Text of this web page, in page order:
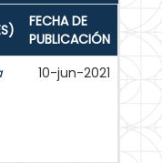
FECHA DE
PUBLICACIÓN
10-jun-2021